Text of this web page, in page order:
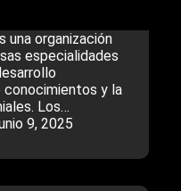
una organización
especialidades
conocimientos y la
Los…
9, 2025